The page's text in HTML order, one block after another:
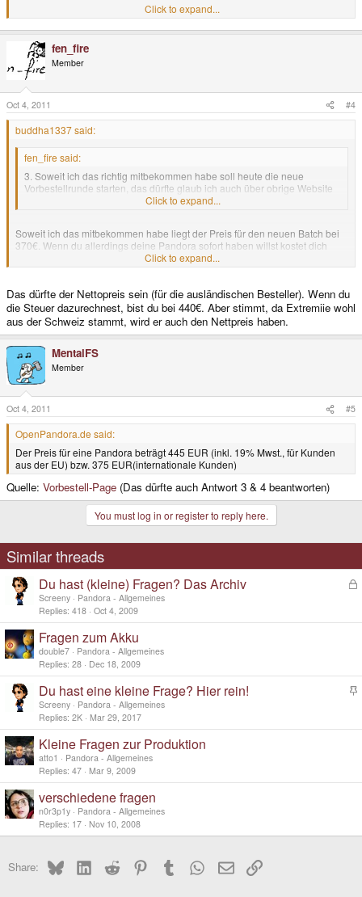
If you want to support us, you are free to pay more than 10 EUR in advance.
The downpayment will be completely deducted from the final price.
Anyone is welcome to spread the word about the Pandora to friends, family
or on other websites. Let them know the preorder has started!
More details on Tuesday, of course.
Click to expand...
fen_fire
Member
Oct 4, 2011 #4
buddha1337 said:
fen_fire said:
3. Soweit ich das richtig mitbekommen habe soll heute die neue
Vorbestellrunde starten, das dürfte glaub ich auch über obrige Website
funktionieren, bin mir aber da nicht ganz sicher.
Click to expand...
Soweit ich das mitbekommen habe liegt der Preis für den neuen Batch bei
370€. Wenn du allerdings deine Pandora sofort haben willst kostet dich
If you're interested in getting a Pandora (or another one, if you already
have one): The preordering will start on Tuesday.
The final price of one Pandora will be about 370 EUR, though this time,
there's no need to pay in advance.
We're requesting a small downpayment of 10 EUR in advance - but I
guess that won't hurt anyone who is really interested in getting one.
If you want to support us, you are free to pay more than 10 EUR in
advance. The downpayment will be completely deducted from the final
price.
Anyone is welcome to spread the word about the Pandora to friends,
family or on other websites. Let them know the preorder has started!
More details on Tuesday, of course.
Click to expand...
Das dürfte der Nettopreis sein (für die ausländischen Besteller). Wenn du
die Steuer dazurechnest, bist du bei 440€. Aber stimmt, da Extremiie wohl
aus der Schweiz stammt, wird er auch den Nettpreis haben.
MentalFS
Member
Oct 4, 2011 #5
OpenPandora.de said:
Der Preis für eine Pandora beträgt 445 EUR (inkl. 19% Mwst., für Kunden
aus der EU) bzw. 375 EUR(internationale Kunden)
Quelle: Vorbestell-Page (Das dürfte auch Antwort 3 & 4 beantworten)
You must log in or register to reply here.
Similar threads
L
k
Du hast (kleine) Fragen? Das Archiv
Screeny
Pandora - Allgemeines
Replies 418 Oct 4, 2009
Fragen zum Akku
double7
Pandora - Allgemeines
Replies 28 Dec 18, 2009
c
Du hast eine kleine Frage? Hier rein!
Screeny
Pandora - Allgemeines
Replies 2K Mar 29, 2017
Kleine Fragen zur Produktion
atto1
Pandora - Allgemeines
Replies 47 Mar 9, 2009
verschiedene fragen
n0r3p1y
Pandora - Allgemeines
Replies 17 Nov 10, 2008
Share: BlueskyLinkedInReddit PinterestTumblr WhatsApp
EmailLink